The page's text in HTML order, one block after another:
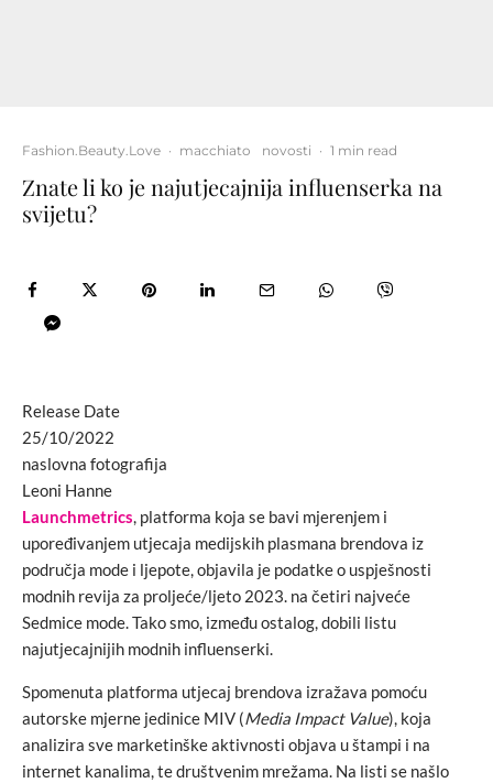
Fashion.Beauty.Love · macchiato novosti · 1 min read
Znate li ko je najutjecajnija influenserka na
svijetu?
Release Date
25/10/2022
naslovna fotografija
Leoni Hanne
Launchmetrics, platforma koja se bavi mjerenjem i
upoređivanjem utjecaja medijskih plasmana brendova iz
područja mode i ljepote, objavila je podatke o uspješnosti
modnih revija za proljeće/ljeto 2023. na četiri najveće
Sedmice mode. Tako smo, između ostalog, dobili listu
najutjecajnijih modnih influenserki.
Spomenuta platforma utjecaj brendova izražava pomoću
autorske mjerne jedinice MIV (Media Impact Value), koja
analizira sve marketinške aktivnosti objava u štampi i na
internet kanalima, te društvenim mrežama. Na listi se našlo